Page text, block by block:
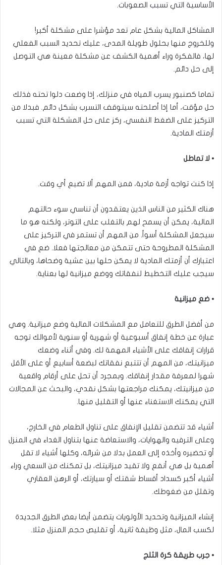
الأساسية التي تسبب الصعوبات.
المشاكل المالية بشكل عام تعد مؤشرا على مشكلة أكبر!
وللخروج منها بحلول طويلة المدى، عليك تحديد السبب الفعلي
لها، فالفكرة وراء أهمية الكشف عن مشكلة معينة هي التوصل
إلى حل دائم.
تماما كصنبور يسرب المياه في منزلك، إذا وضعت دلوا تحته فذلك
حل مؤقت، أما إذا أصلحته سيتوقف التسرب بشكل دائم. فبدلا من
التركيز على الضغط النفسي، ركز على حل المشكلة التي تسبب
أزمتك المادية.
• لا تماطل
إذا كنت تواجه أزمة مادية، فمن المهم ألا تضيع أي وقت.
هناك الكثير من الناس الذين يعتقدون أن تناسي سوء حالتهم
المالية، يمكن أن يسمح لهم بالتغلب على التوتر، ولكنه هو ما
سيجعل المشكلة أسوأ. من المهم أن تستمر في التركيز على
المشكلة المطروحة حتى تتمكن من معالجتها فعلا. ضع في
اعتبارك أن أزمتك المادية لا يمكن حلها بين عشية وضحاها، وبالتالي
سيجب عليك التخطيط لنفقاتك ووضع ميزانية لها بعناية.
• ضع ميزانية
من أفضل الطرق للتعامل مع المشكلات المالية وضع ميزانية. وهي
عبارة عن خطة إنفاق أسبوعية أو شهرية أو سنوية لأموالك توجه
قرارات إنفاقك على الأشياء المهمة لك. وفي أثناء وضعك
ميزانيتك، من المهم أن تتتبع نفقاتك لبضعة أسابيع أو على الأقل
شهرا لمعرفة مقدار إنفاقك. وبمجرد أن تحل على أرقام واقعية
من ميزانيتك، يمكنك مراجعتها بشكل نقدي، والبحث عن المجالات
التي يمكنك الاستغناء عنها أو التقليل منها.
أشياء قد تتضمن تقليل الإنفاق على تناول الطعام في الخارج،
وعلى الترفيه والهوايات، والاستعاضة عنها بتناول الغداء في المنزل
أو تحضيره وأخذه إلى العمل بدلا من شرائه، وكلها أشياء لا تقل
أهمية بل هي أنفع ولا تقيد ميزانيتك، بل تمكنك من السعي وراء
أشياء أكبر كسداد أقساط شقتك أو سيارتك، أو الرهن العقاري
وتقلل من ضغوطك.
إنشاء الميزانية وتحديد الأولويات يتضمن أيضا بعض الطرق الجديدة
لكسب المال، مثل وظيفة ثانية، أو تقليص حجم المنزل مثلا.
• جرب طريقة كرة الثلج